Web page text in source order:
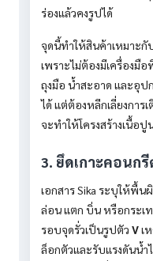
ร่องแล้วคงรูปได้
จุดนี้ทำให้สินค้าเหมาะกั
เพราะไม่ต้องมีเครื่องมือ
ถุงมือ น้ำสะอาด และอุป
ได้ แต่ต้องหลีกเลี่ยงการ
จะทำให้โครงสร้างเนื้อ
3. ยึดเกาะคอนก
เอกสาร Sika ระบุให้พื้
ล่อน แตก บิ่น หรือกระเ
รอบจุดรั่วเป็นรูปตัว Vเ
ล็อกตัวและรับแรงดันน้ำ